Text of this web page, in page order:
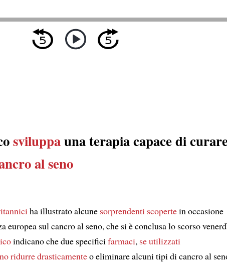
sviluppauna terapia capace di
al seno
ha illustrato alcune sorprendenti scopertein occasione
europea sul cancro al seno, che si è conclusa lo scorso
indicano che due specificifarmaci, se utilizzati
ridurre drasticamenteo eliminare alcuni tipi di cancro al